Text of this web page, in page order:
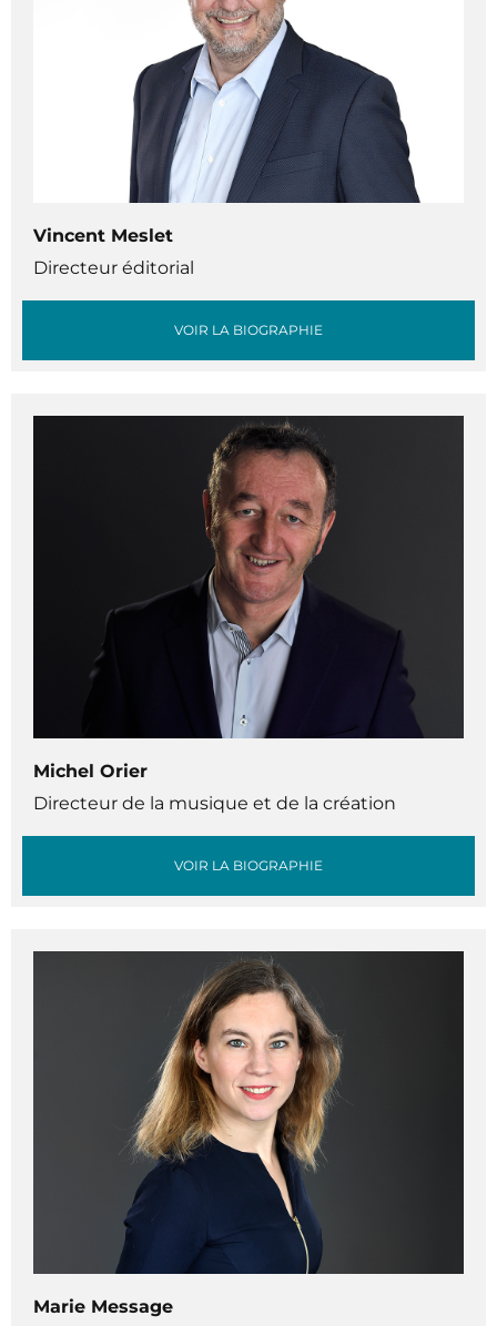
Vincent Meslet
Directeur éditorial
VOIR LA BIOGRAPHIE
Michel Orier
Directeur de la musique et de la création
VOIR LA BIOGRAPHIE
Marie Message